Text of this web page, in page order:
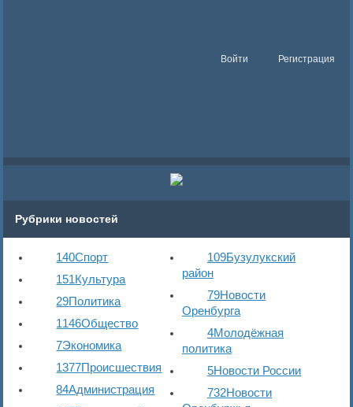
Войти Регистрация
Рубрики новостей
140Спорт
151Культура
29Политика
1146Общество
7Экономика
1377Происшествия
84Администрация
109Бузулукский
район
79Новости
Оренбурга
4Молодёжная
политика
5Новости России
732Новости